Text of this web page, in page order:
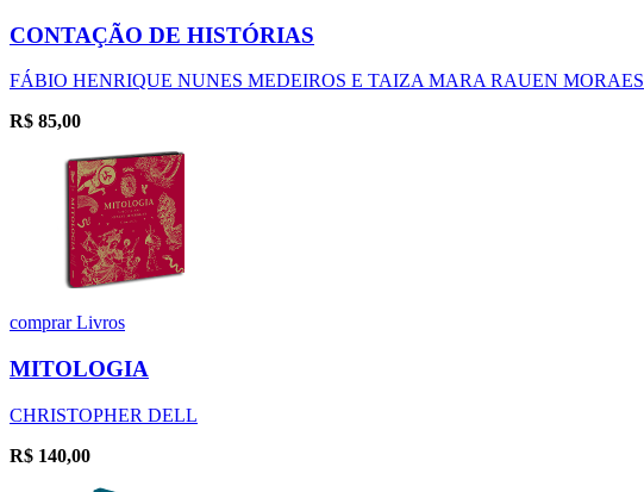
CONTAÇÃO DE HISTÓRIAS
FÁBIO HENRIQUE NUNES MEDEIROS E TAIZA MARA RAUEN MORAES
R$ 85,00
comprarLivros
MITOLOGIA
CHRISTOPHER DELL
R$ 140,00